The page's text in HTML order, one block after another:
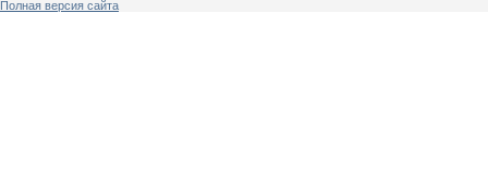
Полная версия сайта